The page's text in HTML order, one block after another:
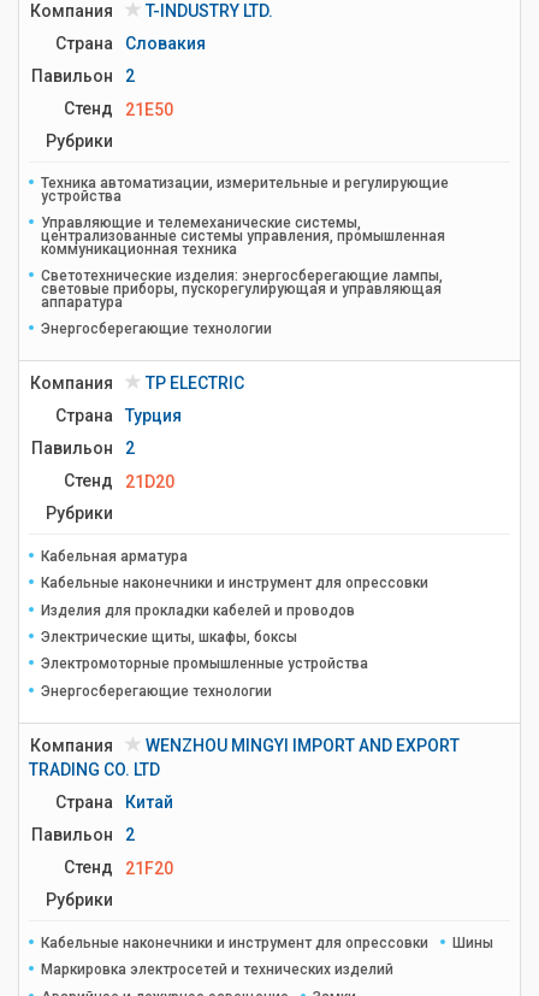
Компания
T-INDUSTRY LTD.
Страна
Словакия
Павильон
2
Стенд
21E50
Рубрики
Техника автоматизации, измерительные и регулирующие
устройства
Управляющие и телемеханические системы,
централизованные системы управления, промышленная
коммуникационная техника
Светотехнические изделия: энергосберегающие лампы,
световые приборы, пускорегулирующая и управляющая
аппаратура
Энергосберегающие технологии
Компания
TP ELECTRIC
Страна
Турция
Павильон
2
Стенд
21D20
Рубрики
Кабельная арматура
Кабельные наконечники и инструмент для опрессовки
Изделия для прокладки кабелей и проводов
Электрические щиты, шкафы, боксы
Электромоторные промышленные устройства
Энергосберегающие технологии
Компания
WENZHOU MINGYI IMPORT AND EXPORT
TRADING CO. LTD
Страна
Китай
Павильон
2
Стенд
21F20
Рубрики
Кабельные наконечники и инструмент для опрессовки
Шины
Маркировка электросетей и технических изделий